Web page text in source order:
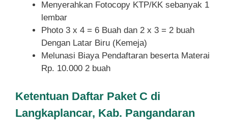
Menyerahkan Fotocopy KTP/KK sebanyak 1
lembar
Photo 3 x 4 = 6 Buah dan 2 x 3 = 2 buah
Dengan Latar Biru (Kemeja)
Melunasi Biaya Pendaftaran beserta Materai
Rp. 10.000 2 buah
Ketentuan Daftar Paket C di
Langkaplancar, Kab. Pangandaran